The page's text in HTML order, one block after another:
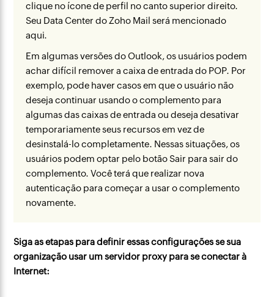
clique no ícone de perfil no canto superior direito.
Seu Data Center do Zoho Mail será mencionado
aqui.
Em algumas versões do Outlook, os usuários podem
achar difícil remover a caixa de entrada do POP. Por
exemplo, pode haver casos em que o usuário não
deseja continuar usando o complemento para
algumas das caixas de entrada ou deseja desativar
temporariamente seus recursos em vez de
desinstalá-lo completamente. Nessas situações, os
usuários podem optar pelo botão Sair para sair do
complemento. Você terá que realizar nova
autenticação para começar a usar o complemento
novamente.
Siga as etapas para definir essas configurações se sua
organização usar um servidor proxy para se conectar à
Internet: